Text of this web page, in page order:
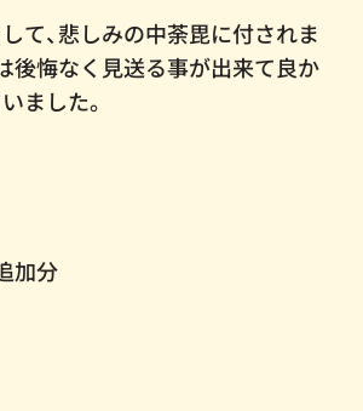
て、悲しみの中荼毘に付されま
後悔なく見送る事が出来て良か
ました。
加分